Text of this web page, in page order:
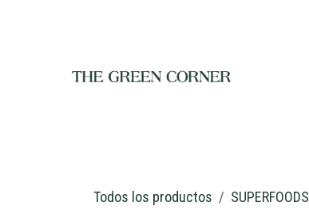
Todos los productos SUPERFOODS